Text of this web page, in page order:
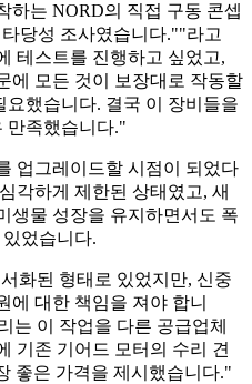
하는 NORD의 직접 구동 콘셉
당성 조사였습니다.""라고
테스트를 진행하고 싶었고,
에 모든 것이 보장대로 작동할
했습니다. 결국 이 장비들을
만족했습니다."
업그레이드할 시점이 되었다
각하게 제한된 상태였고, 새
생물 성장을 유지하면서도 폭
었습니다.
화된 형태로 있었지만, 신중
에 대한 책임을 져야 합니
는 이 작업을 다른 공급업체
기존 기어드 모터의 수리 견
좋은 가격을 제시했습니다."